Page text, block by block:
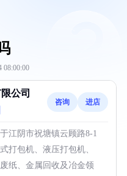
08:00:00
公司
咨询 进店
江阴市祝塘镇云顾路8-1
打包机、液压打包机、
纸、金属回收及冶金领